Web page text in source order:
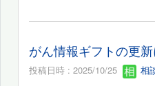
がん情報ギフトの更
投稿日時 : 2025/10/25 相